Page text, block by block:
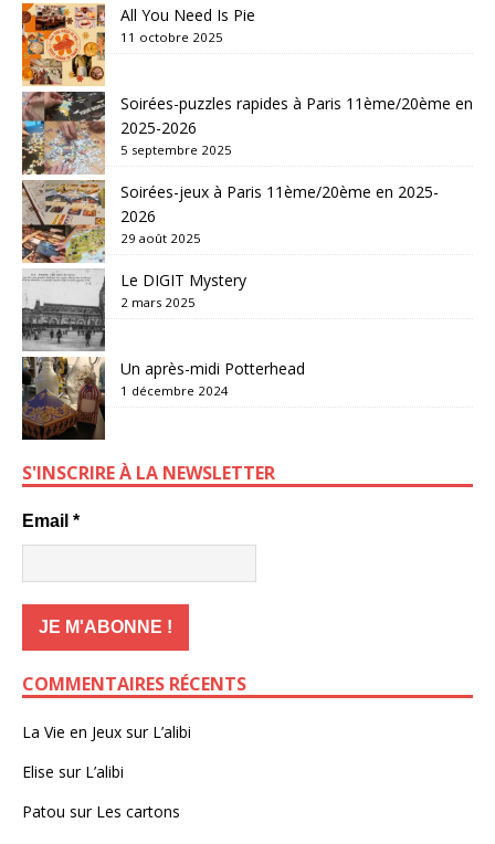
All You Need Is Pie
11 octobre 2025
Soirées-puzzles rapides à Paris 11ème/20ème en
2025-2026
5 septembre 2025
Soirées-jeux à Paris 11ème/20ème en 2025-
2026
29 août 2025
Le DIGIT Mystery
2 mars 2025
Un après-midi Potterhead
1 décembre 2024
S'INSCRIRE À LA NEWSLETTER
Email *
COMMENTAIRES RÉCENTS
La Vie en Jeux sur L’alibi
Elise sur L’alibi
Patou sur Les cartons